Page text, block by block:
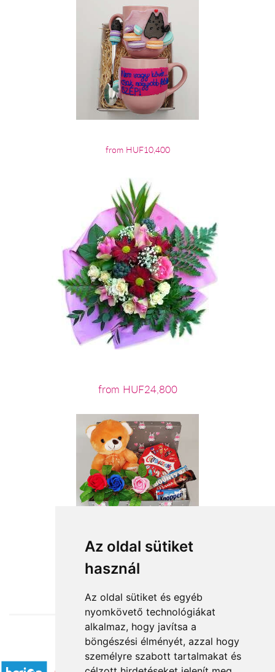
Az oldal sütiket
használ
Az oldal sütiket és egyéb
nyomkövető technológiákat
alkalmaz, hogy javítsa a
böngészési élményét, azzal hogy
személyre szabott tartalmakat és
from HUF10,400
from HUF24,800
from HUF16,200
Accepted payment methods